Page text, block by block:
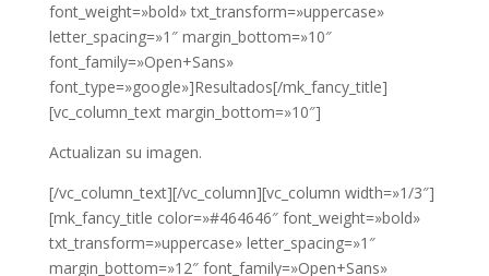
font_weight=»bold» txt_transform=»uppercase»
letter_spacing=»1″ margin_bottom=»10″
font_family=»Open+Sans»
font_type=»google»]Resultados[/mk_fancy_title]
[vc_column_text margin_bottom=»10″]
Actualizan su imagen.
[/vc_column_text][/vc_column][vc_column width=»1/3″]
[mk_fancy_title color=»#464646″ font_weight=»bold»
txt_transform=»uppercase» letter_spacing=»1″
margin_bottom=»12″ font_family=»Open+Sans»